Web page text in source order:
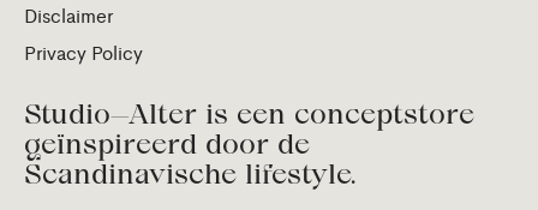
Disclaimer
Privacy Policy
Studio—Alter is een conceptstore
geïnspireerd door de
Scandinavische lifestyle.